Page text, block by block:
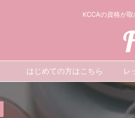
KCCAの資格が
はじめての方はこちら レ